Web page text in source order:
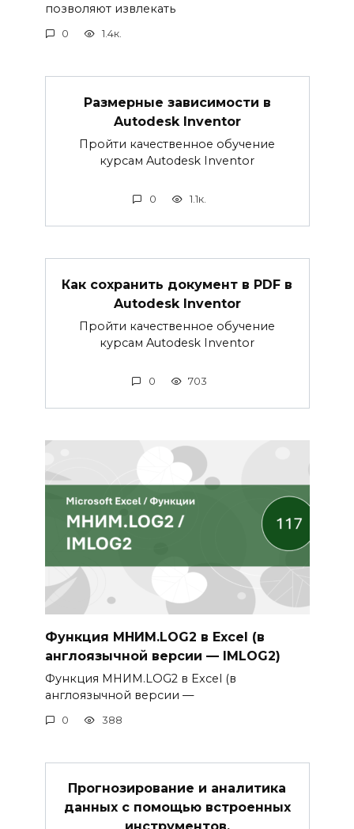
позволяют извлекать
0 1.4к.
Размерные зависимости в
Autodesk Inventor
Пройти качественное обучение
курсам Autodesk Inventor
0 1.1к.
Как сохранить документ в PDF в
Autodesk Inventor
Пройти качественное обучение
курсам Autodesk Inventor
0 703
Функция МНИМ.LOG2 в Excel (в
англоязычной версии — IMLOG2)
Функция МНИМ.LOG2 в Excel (в
англоязычной версии —
0 388
Прогнозирование и аналитика
данных с помощью встроенных